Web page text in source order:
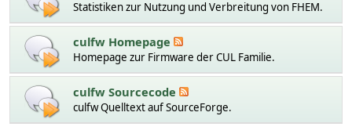
Statistiken zur Nutzung und Verbreitung von FHEM.
culfw Homepage
Homepage zur Firmware der CUL Familie.
culfw Sourcecode
culfw Quelltext auf SourceForge.